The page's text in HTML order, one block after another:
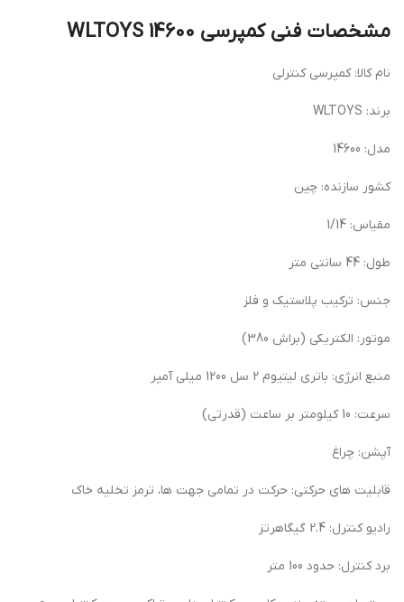
مشخصات فنی کمپرسی WLTOYS 14600
نام کالا: کمپرسی کنترلی
برند: WLTOYS
مدل: 14600
کشور سازنده: چین
مقیاس: 1/14
طول: 44 سانتی متر
جنس: ترکیب پلاستیک و فلز
موتور: الکتریکی (براش 380)
منبع انرژی: باتری لیتیوم 2 سل 1200 میلی آمپر
سرعت: 10 کیلومتر بر ساعت (قدرتی)
آپشن: چراغ
قابلیت های حرکتی: حرکت در تمامی جهت ها، ترمز تخلیه خاک
رادیو کنترل: 2.4 گیگاهرتز
برد کنترل: حدود 100 متر